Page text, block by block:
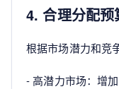
4. 合理分配预
根据市场潜力和竞
- 高潜力市场：增